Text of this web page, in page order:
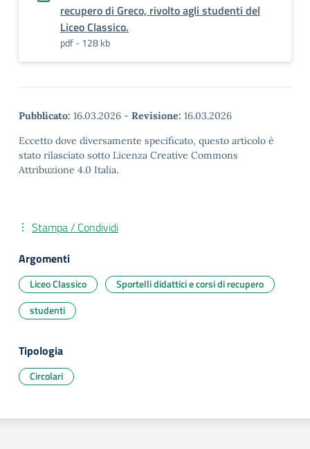
recupero di Greco, rivolto agli studenti del
Liceo Classico.
pdf - 128 kb
Pubblicato: 16.03.2026 - Revisione: 16.03.2026
Eccetto dove diversamente specificato, questo articolo è
stato rilasciato sotto Licenza Creative Commons
Attribuzione 4.0 Italia.
Stampa / Condividi
Argomenti
Liceo Classico
Sportelli didattici e corsi di recupero
studenti
Tipologia
Circolari